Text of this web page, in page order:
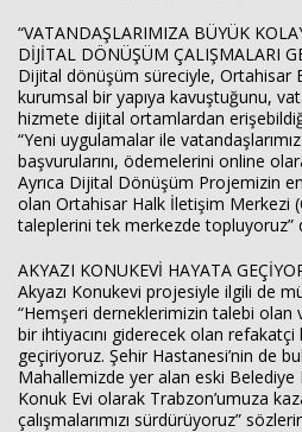
“VATANDAŞLARIMIZA BÜYÜK
DİJİTAL DÖNÜŞÜM ÇALIŞMALARI
Dijital dönüşüm süreciyle, Ortahisar
kurumsal bir yapıya kavuştuğunu,
hizmete dijital ortamlardan
“Yeni uygulamalar ile
başvurularını, ödemelerini online
Ayrıca Dijital Dönüşüm Projemizin
olan Ortahisar Halk İletişim Merkezi
taleplerini tek merkezde topluyoruz”
AKYAZI KONUKEVİ HAYATA
Akyazı Konukevi projesiyle ilgili de
“Hemşeri derneklerimizin talebi olan
bir ihtiyacını giderecek olan
geçiriyoruz. Şehir Hastanesi’nin de
Mahallemizde yer alan eski Belediye
Konuk Evi olarak Trabzon’umuza
çalışmalarımızı sürdürüyoruz”